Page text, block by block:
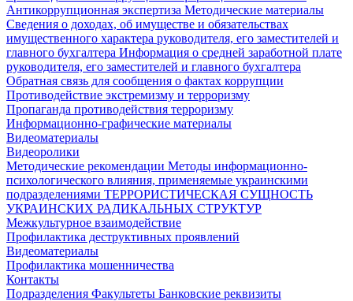
Антикоррупционная экспертиза Методические материалы
Сведения о доходах, об имуществе и обязательствах
имущественного характера руководителя, его заместителей и
главного бухгалтера Информация о средней заработной плате
руководителя, его заместителей и главного бухгалтера
Обратная связь для сообщения о фактах коррупции
Противодействие экстремизму и терроризму
Пропаганда противодействия терроризму
Информационно-графические материалы
Видеоматериалы
Видеоролики
Методические рекомендации Методы информационно-
психологического влияния, применяемые украинскими
подразделениями ТЕРРОРИСТИЧЕСКАЯ СУЩНОСТЬ
УКРАИНСКИХ РАДИКАЛЬНЫХ СТРУКТУР
Межкультурное взаимодействие
Профилактика деструктивных проявлений
Видеоматериалы
Профилактика мошенничества
Контакты
Подразделения Факультеты Банковские реквизиты